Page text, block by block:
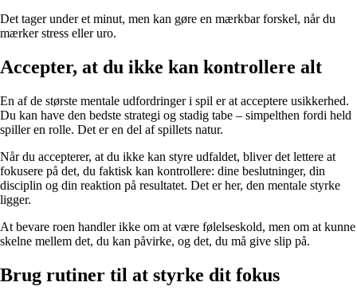
Det tager under et minut, men kan gøre en mærkbar forskel, når du
mærker stress eller uro.
Accepter, at du ikke kan kontrollere alt
En af de største mentale udfordringer i spil er at acceptere usikkerhed.
Du kan have den bedste strategi og stadig tabe – simpelthen fordi held
spiller en rolle. Det er en del af spillets natur.
Når du accepterer, at du ikke kan styre udfaldet, bliver det lettere at
fokusere på det, du faktisk kan kontrollere: dine beslutninger, din
disciplin og din reaktion på resultatet. Det er her, den mentale styrke
ligger.
At bevare roen handler ikke om at være følelseskold, men om at kunne
skelne mellem det, du kan påvirke, og det, du må give slip på.
Brug rutiner til at styrke dit fokus